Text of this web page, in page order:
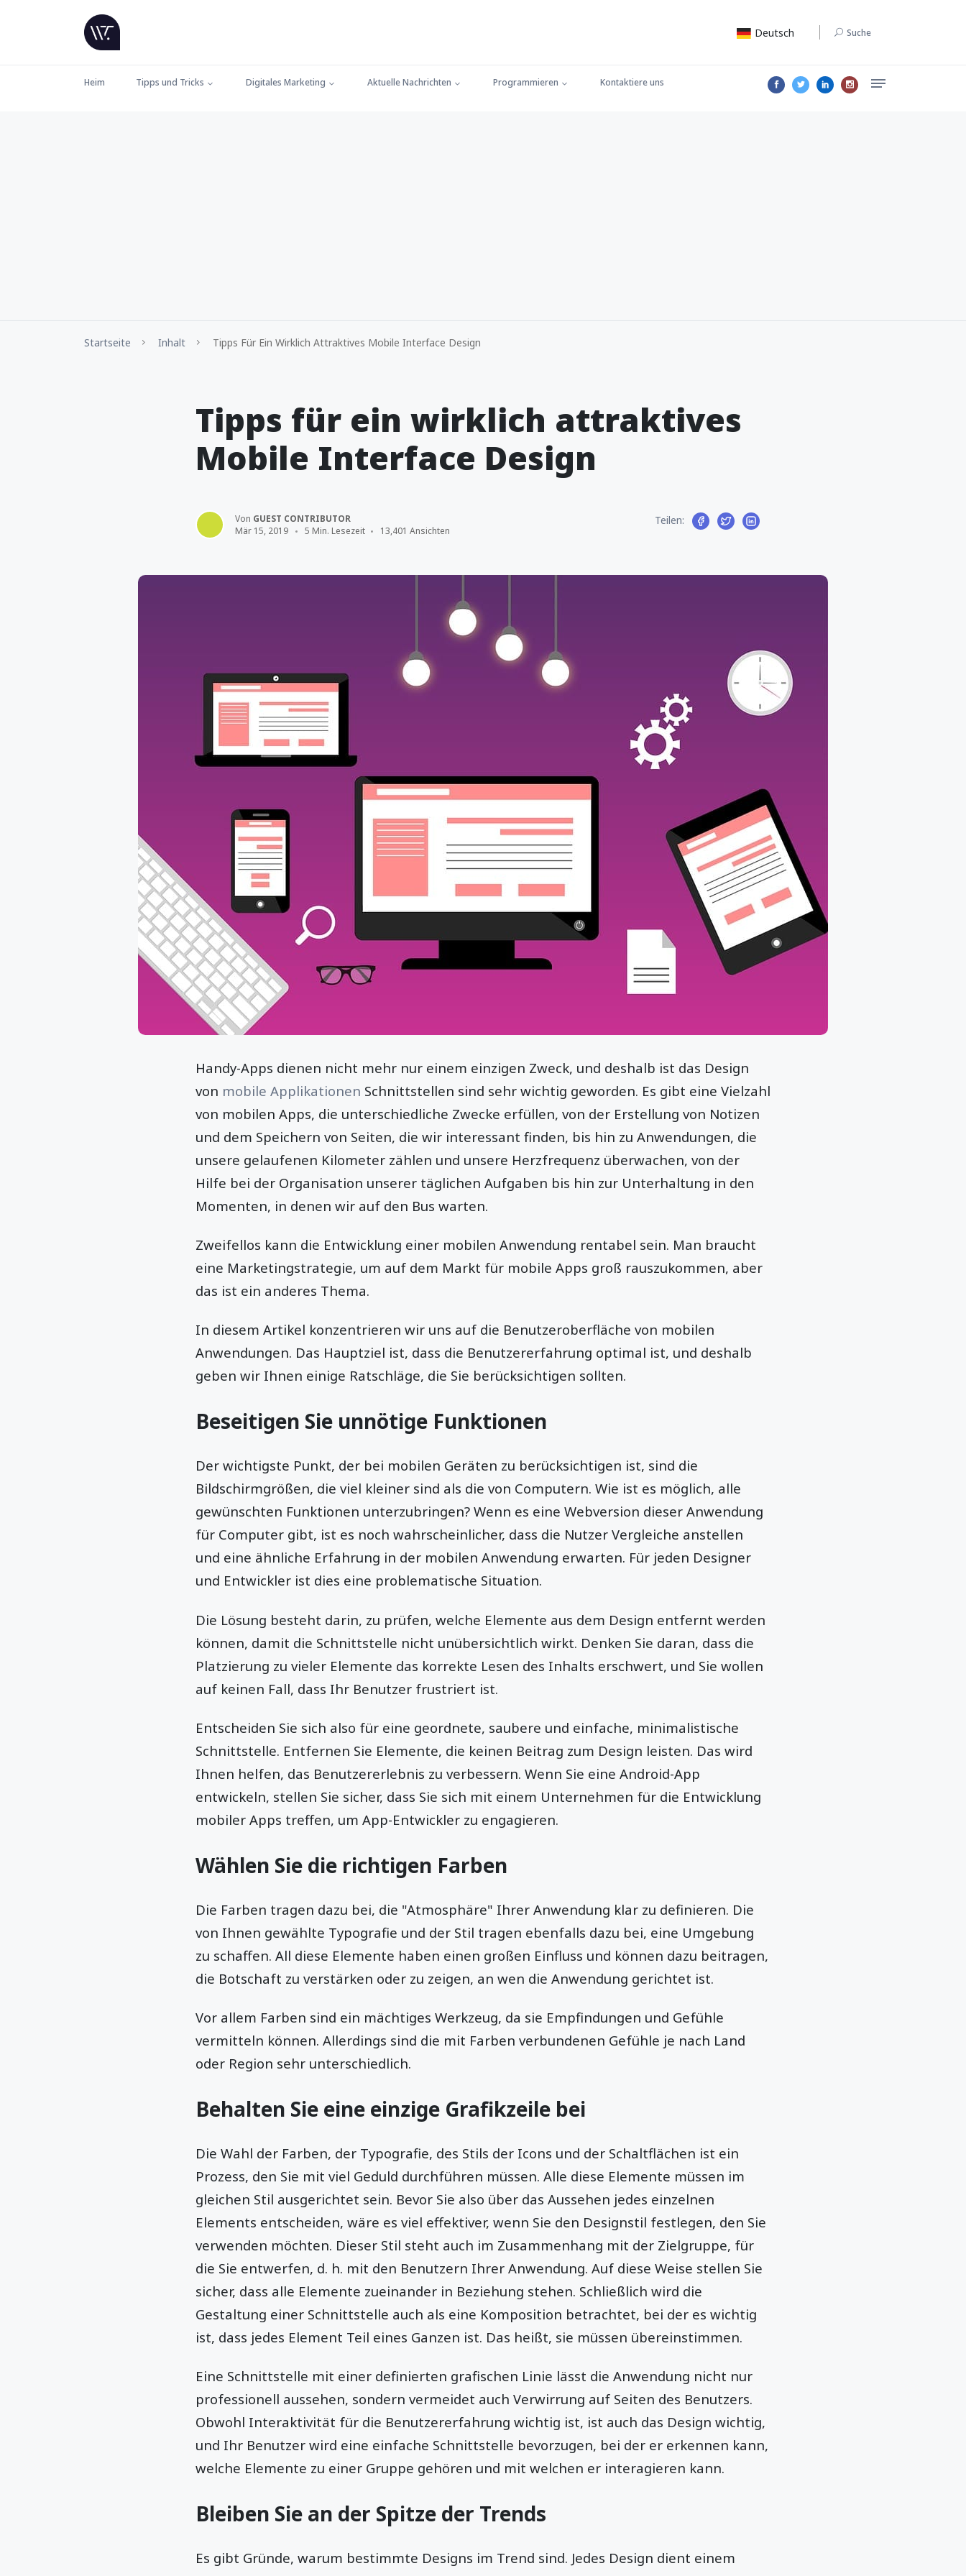
Deutsch Suche
Heim Tipps und Tricks Digitales Marketing Aktuelle Nachrichten Programmieren Kontaktiere uns
Startseite Inhalt Tipps Für Ein Wirklich Attraktives Mobile Interface Design
Tipps für ein wirklich attraktives
Mobile Interface Design
Von GUEST CONTRIBUTOR
Mär 15, 2019
5 Min. Lesezeit 13,401 Ansichten
Teilen:
Handy-Apps dienen nicht mehr nur einem einzigen Zweck, und deshalb ist das Design
von mobile Applikationen Schnittstellen sind sehr wichtig geworden. Es gibt eine Vielzahl
von mobilen Apps, die unterschiedliche Zwecke erfüllen, von der Erstellung von Notizen
und dem Speichern von Seiten, die wir interessant finden, bis hin zu Anwendungen, die
unsere gelaufenen Kilometer zählen und unsere Herzfrequenz überwachen, von der
Hilfe bei der Organisation unserer täglichen Aufgaben bis hin zur Unterhaltung in den
Momenten, in denen wir auf den Bus warten.
Zweifellos kann die Entwicklung einer mobilen Anwendung rentabel sein. Man braucht
eine Marketingstrategie, um auf dem Markt für mobile Apps groß rauszukommen, aber
das ist ein anderes Thema.
In diesem Artikel konzentrieren wir uns auf die Benutzeroberfläche von mobilen
Anwendungen. Das Hauptziel ist, dass die Benutzererfahrung optimal ist, und deshalb
geben wir Ihnen einige Ratschläge, die Sie berücksichtigen sollten.
Beseitigen Sie unnötige Funktionen
Der wichtigste Punkt, der bei mobilen Geräten zu berücksichtigen ist, sind die
Bildschirmgrößen, die viel kleiner sind als die von Computern. Wie ist es möglich, alle
gewünschten Funktionen unterzubringen? Wenn es eine Webversion dieser Anwendung
für Computer gibt, ist es noch wahrscheinlicher, dass die Nutzer Vergleiche anstellen
und eine ähnliche Erfahrung in der mobilen Anwendung erwarten. Für jeden Designer
und Entwickler ist dies eine problematische Situation.
Die Lösung besteht darin, zu prüfen, welche Elemente aus dem Design entfernt werden
können, damit die Schnittstelle nicht unübersichtlich wirkt. Denken Sie daran, dass die
Platzierung zu vieler Elemente das korrekte Lesen des Inhalts erschwert, und Sie wollen
auf keinen Fall, dass Ihr Benutzer frustriert ist.
Entscheiden Sie sich also für eine geordnete, saubere und einfache, minimalistische
Schnittstelle. Entfernen Sie Elemente, die keinen Beitrag zum Design leisten. Das wird
Ihnen helfen, das Benutzererlebnis zu verbessern. Wenn Sie eine Android-App
entwickeln, stellen Sie sicher, dass Sie sich mit einem Unternehmen für die Entwicklung
mobiler Apps treffen, um App-Entwickler zu engagieren.
Wählen Sie die richtigen Farben
Die Farben tragen dazu bei, die "Atmosphäre" Ihrer Anwendung klar zu definieren. Die
von Ihnen gewählte Typografie und der Stil tragen ebenfalls dazu bei, eine Umgebung
zu schaffen. All diese Elemente haben einen großen Einfluss und können dazu beitragen,
die Botschaft zu verstärken oder zu zeigen, an wen die Anwendung gerichtet ist.
Vor allem Farben sind ein mächtiges Werkzeug, da sie Empfindungen und Gefühle
vermitteln können. Allerdings sind die mit Farben verbundenen Gefühle je nach Land
oder Region sehr unterschiedlich.
Behalten Sie eine einzige Grafikzeile bei
Die Wahl der Farben, der Typografie, des Stils der Icons und der Schaltflächen ist ein
Prozess, den Sie mit viel Geduld durchführen müssen. Alle diese Elemente müssen im
gleichen Stil ausgerichtet sein. Bevor Sie also über das Aussehen jedes einzelnen
Elements entscheiden, wäre es viel effektiver, wenn Sie den Designstil festlegen, den Sie
verwenden möchten. Dieser Stil steht auch im Zusammenhang mit der Zielgruppe, für
die Sie entwerfen, d. h. mit den Benutzern Ihrer Anwendung. Auf diese Weise stellen Sie
sicher, dass alle Elemente zueinander in Beziehung stehen. Schließlich wird die
Gestaltung einer Schnittstelle auch als eine Komposition betrachtet, bei der es wichtig
ist, dass jedes Element Teil eines Ganzen ist. Das heißt, sie müssen übereinstimmen.
Eine Schnittstelle mit einer definierten grafischen Linie lässt die Anwendung nicht nur
professionell aussehen, sondern vermeidet auch Verwirrung auf Seiten des Benutzers.
Obwohl Interaktivität für die Benutzererfahrung wichtig ist, ist auch das Design wichtig,
und Ihr Benutzer wird eine einfache Schnittstelle bevorzugen, bei der er erkennen kann,
welche Elemente zu einer Gruppe gehören und mit welchen er interagieren kann.
Bleiben Sie an der Spitze der Trends
Es gibt Gründe, warum bestimmte Designs im Trend sind. Jedes Design dient einem